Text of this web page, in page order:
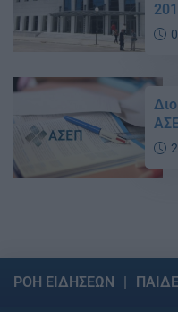
ΡΟΗ ΕΙΔΗΣΕΩΝ